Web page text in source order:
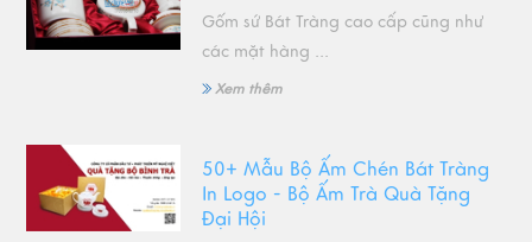
Gốm sứ Bát Tràng cao cấp cũng như
các mặt hàng ...
Xem thêm
50+ Mẫu Bộ Ấm Chén Bát Tràng
In Logo - Bộ Ấm Trà Quà Tặng
Đại Hội